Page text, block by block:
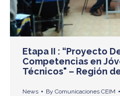
Etapa II : “Proyecto
Competencias en
Técnicos" – Región
News By Comunicaciones CEIM